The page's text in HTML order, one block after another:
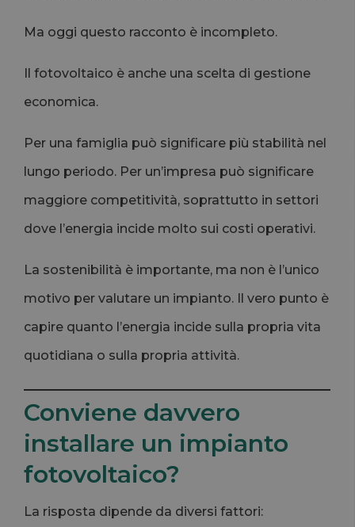
Ma oggi questo racconto è incompleto.
Il fotovoltaico è anche una scelta di gestione
economica.
Per una famiglia può significare più stabilità nel
lungo periodo. Per un’impresa può significare
maggiore competitività, soprattutto in settori
dove l’energia incide molto sui costi operativi.
La sostenibilità è importante, ma non è l’unico
motivo per valutare un impianto. Il vero punto è
capire quanto l’energia incide sulla propria vita
quotidiana o sulla propria attività.
Conviene davvero
installare un impianto
fotovoltaico?
La risposta dipende da diversi fattori: